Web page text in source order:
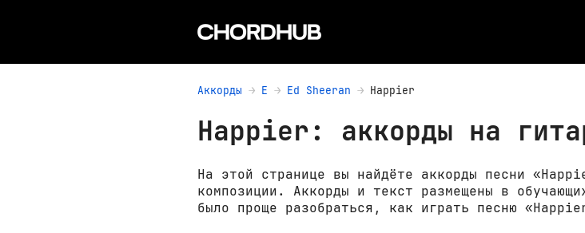
Аккорды E Ed Sheeran Happier
Happier: аккорды на
На этой странице вы найдёте аккорды песни
композиции. Аккорды и текст размещены в
было проще разобраться, как играть песню